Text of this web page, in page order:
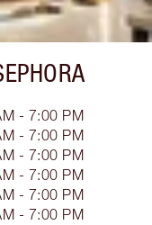
- 7:00 PM
- 7:00 PM
- 7:00 PM
- 7:00 PM
- 7:00 PM
- 7:00 PM